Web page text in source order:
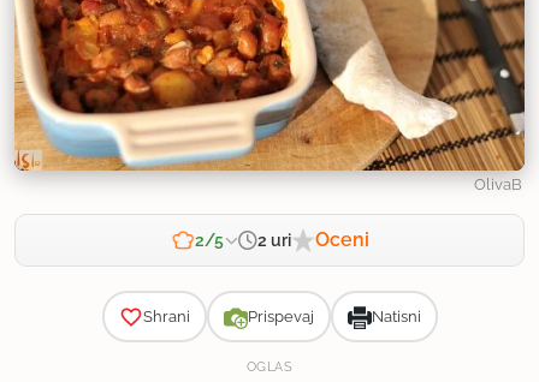
OlivaB
2/5 2 uri Oceni
Shrani Prispevaj Natisni
OGLAS